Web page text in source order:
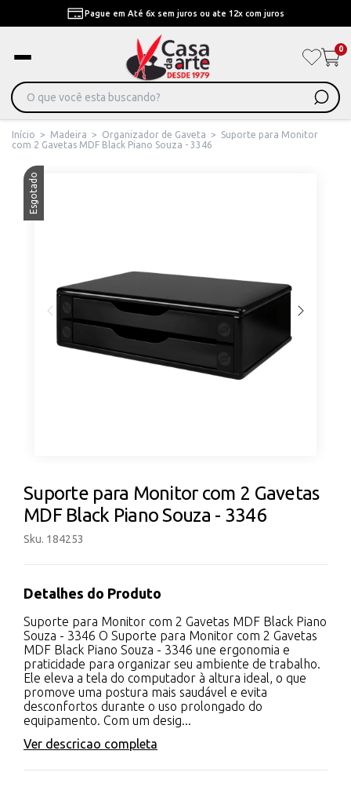
Pague em Até 6x sem juros ou ate 12x com juros
0
Início > Madeira > Organizador de Gaveta >
Suporte para Monitor
com 2 Gavetas MDF Black Piano Souza - 3346
Esgotado
Suporte para Monitor com 2 Gavetas
MDF Black Piano Souza - 3346
Sku. 184253
Detalhes do Produto
Suporte para Monitor com 2 Gavetas MDF Black Piano
Souza - 3346 O Suporte para Monitor com 2 Gavetas
MDF Black Piano Souza - 3346 une ergonomia e
praticidade para organizar seu ambiente de trabalho.
Ele eleva a tela do computador à altura ideal, o que
promove uma postura mais saudável e evita
desconfortos durante o uso prolongado do
equipamento. Com um desig...
Ver descricao completa